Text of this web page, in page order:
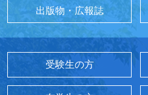
出版物・広報誌
受験生の方